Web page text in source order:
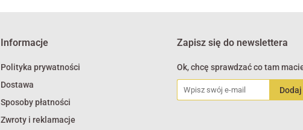
Informacje
Polityka prywatności
Dostawa
Sposoby płatności
Zwroty i reklamacje
Zapisz się do newslettera
Ok, chcę sprawdzać co tam